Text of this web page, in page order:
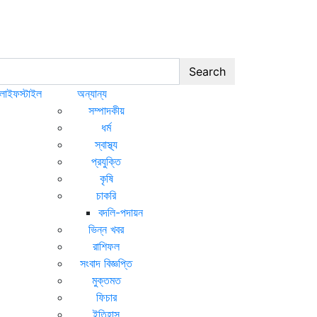
Search
অন্যান্য
সম্পাদকীয়
ধর্ম
স্বাস্থ্য
প্রযুক্তি
কৃষি
চাকরি
বদলি-পদায়ন
ভিন্ন খবর
রাশিফল
সংবাদ বিজ্ঞপ্তি
মুক্তমত
ফিচার
ইতিহাস